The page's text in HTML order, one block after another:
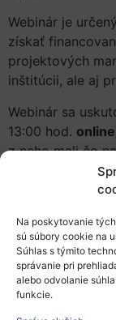
Na poskytovanie
sú súbory cookie na
Súhlas s týmito
správanie pri
alebo odvolanie
funkcie.
Webinár je
získať
projektových
inštitúcii, ale aj
Webinár sa
13:00 hod. online
z neho mali čo
Preto bude
priamo na
Vašej registrácie.
Na podujatie je
formulári nižšie.